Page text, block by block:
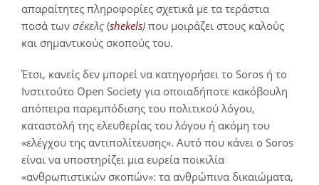
απαραίτητες πληροφορίες σχετικά με τα τεράστια
ποσά των σέκελς (shekels) που μοιράζει στους καλούς
και σημαντικούς σκοπούς του.
Έτσι, κανείς δεν μπορεί να κατηγορήσει το Soros ή το
Ινστιτούτο Open Society για οποιαδήποτε κακόβουλη
απόπειρα παρεμπόδισης του πολιτικού λόγου,
καταστολή της ελευθερίας του λόγου ή ακόμη του
«ελέγχου της αντιπολίτευσης». Αυτό που κάνει ο Soros
είναι να υποστηρίζει μια ευρεία ποικιλία
«ανθρωπιστικών σκοπών»: τα ανθρώπινα δικαιώματα,